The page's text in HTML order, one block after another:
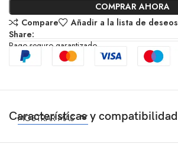
COMPRAR AHORA
Compare
Añadir a la lista de deseos
Share:
Pago seguro garantizado
Características y compatibilidad
MOSTRAR MÁS